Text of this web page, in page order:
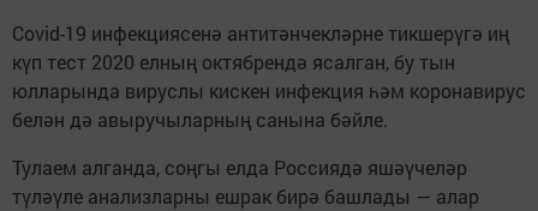
Covid-19 инфекциясенә антитәнчекләрне тикшерүгә иң
күп тест 2020 елның октябрендә ясалган, бу тын
юлларында вируслы кискен инфекция һәм коронавирус
белән дә авыручыларның санына бәйле.
Тулаем алганда, соңгы елда Россиядә яшәүчеләр
түләүле анализларны ешрак бирә башлады — алар